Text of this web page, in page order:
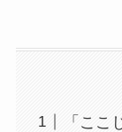
「こ